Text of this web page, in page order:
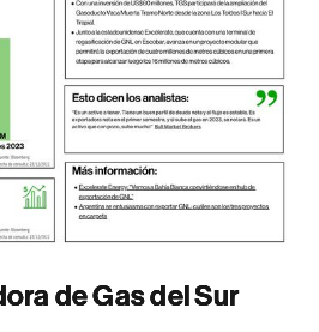
de Gas del Sur